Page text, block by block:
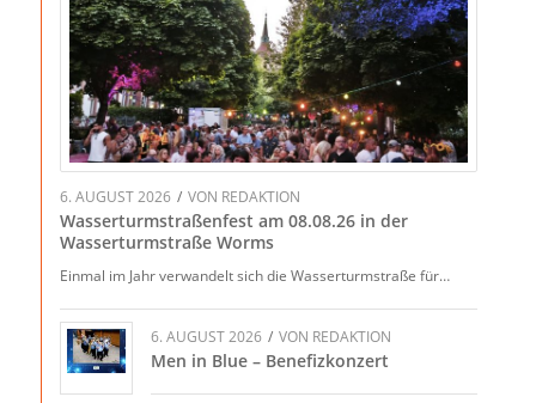
6. AUGUST 2026 / VON REDAKTION
Wasserturmstraßenfest am 08.08.26 in der
Wasserturmstraße Worms
Einmal im Jahr verwandelt sich die Wasserturmstraße für…
6. AUGUST 2026 / VON REDAKTION
Men in Blue – Benefizkonzert